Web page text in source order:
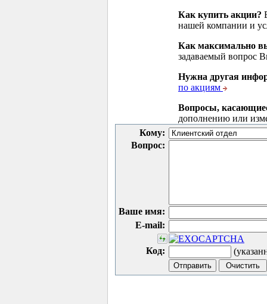
Как купить акции?
нашей компании и
Как максимально
задаваемый вопрос
Нужна другая
по акциям
Вопросы,
дополнению или
Кому:
Вопрос:
Ваше имя:
E-mail:
Код: